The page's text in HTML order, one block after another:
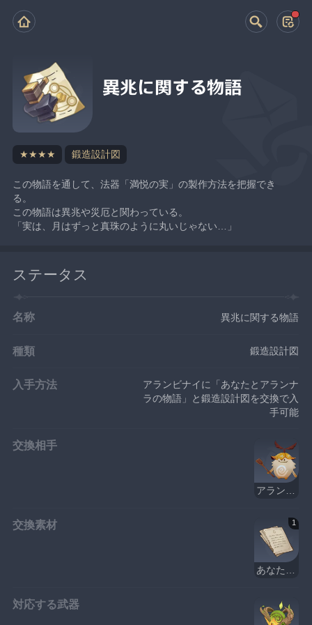
異兆に関する物語
★★★★ 鍛造設計図
この物語を通して、法器「満悦の実」の製作方法を把握でき
る。
この物語は異兆や災厄と関わっている。
「実は、月はずっと真珠のように丸いじゃない…」
ステータス
名称 異兆に関する物語
種類 鍛造設計図
入手方法
アランビナイに「あなたとアランナ
ラの物語」と鍛造設計図を交換で入
手可能
交換相手
交換素材 1
対応する武器